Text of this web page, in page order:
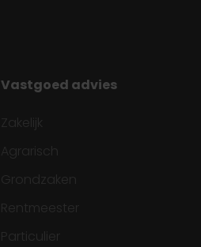
Vastgoed advies
Zakelijk
Agrarisch
Grondzaken
Rentmeester
Particulier